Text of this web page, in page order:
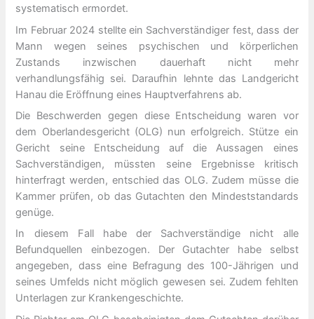
systematisch ermordet.
Im Februar 2024 stellte ein Sachverständiger fest, dass der
Mann wegen seines psychischen und körperlichen
Zustands inzwischen dauerhaft nicht mehr
verhandlungsfähig sei. Daraufhin lehnte das Landgericht
Hanau die Eröffnung eines Hauptverfahrens ab.
Die Beschwerden gegen diese Entscheidung waren vor
dem Oberlandesgericht (OLG) nun erfolgreich. Stütze ein
Gericht seine Entscheidung auf die Aussagen eines
Sachverständigen, müssten seine Ergebnisse kritisch
hinterfragt werden, entschied das OLG. Zudem müsse die
Kammer prüfen, ob das Gutachten den Mindeststandards
genüge.
In diesem Fall habe der Sachverständige nicht alle
Befundquellen einbezogen. Der Gutachter habe selbst
angegeben, dass eine Befragung des 100-Jährigen und
seines Umfelds nicht möglich gewesen sei. Zudem fehlten
Unterlagen zur Krankengeschichte.